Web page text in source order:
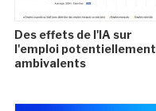
Des effets de l'IA sur
l'emploi potentiellement
ambivalents